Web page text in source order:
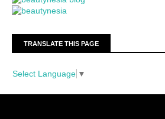
TRANSLATE THIS PAGE
Select Language ▼